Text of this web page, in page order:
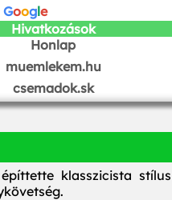
Google
Hivatkozások
Honlap
muemlekem.hu
csemadok.sk
klasszicista